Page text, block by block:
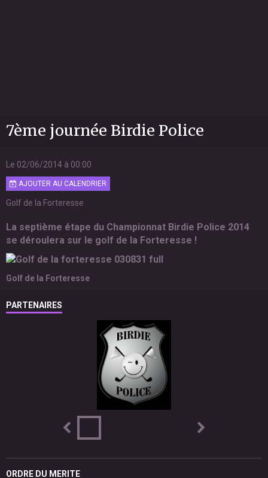
7ème journée Birdie Police
Le 02/06/2014 à 00:00
AJOUTER AU CALENDRIER
Golf de la Forteresse
La septième étape du Championnat Birdie Police 2014
se déroulera sur le golf de la Forteresse !
Golf de la Forteresse
PARTENAIRES
ORDRE DU MERITE